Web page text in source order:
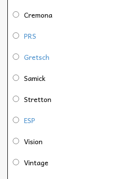
Cremona
PRS
Gretsch
Samick
Stretton
ESP
Vision
Vintage